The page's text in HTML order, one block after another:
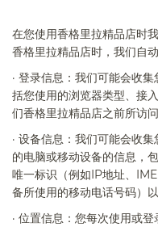
在您使用香格里拉精品店时
香格里拉精品店时，我们自
· 登录信息： 我们可能会收集
括您使用的浏览器类型、接
们香格里拉精品店之前所访
· 设备信息： 我们可能会收集
的电脑或移动设备的信息，
唯一标识（例如IP地址、
备所使用的移动电话号码）
· 位置信息： 您每次使用或登